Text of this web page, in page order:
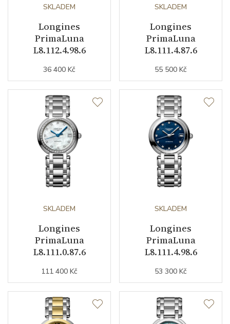
Datumovka
Sekundová ručka
Astronomická komplikace měsíční fáze
Barva číselníku
Indexy číselníku římské číslice
Materiál řemínku nerezová ocel
Barva řemínku ocelový tah
Šířka řemínku (nožky/spona)
Doplňující údaje
SKLADEM
Longines
PrimaLuna
L8.112.4.98.6
36 400 Kč
SKLADEM
Longines
PrimaLuna
L8.111.4.87.6
55 500 Kč
SKLADEM
Longines
PrimaLuna
L8.111.0.87.6
111 400 Kč
SKLADEM
Longines
PrimaLuna
L8.111.4.98.6
53 300 Kč